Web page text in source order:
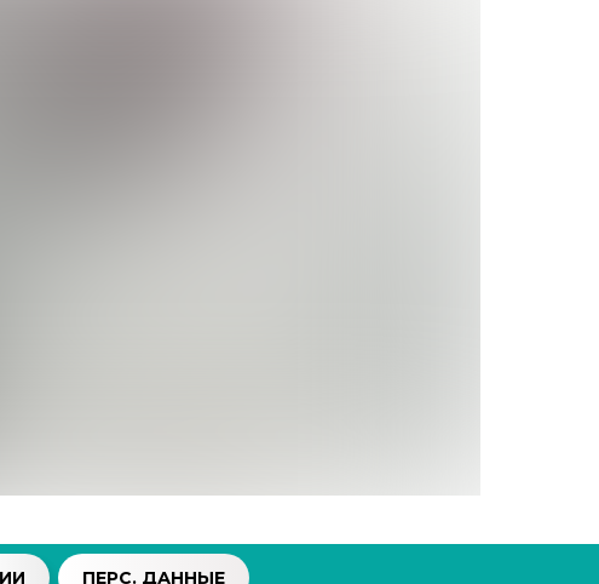
ПЕРС. ДАННЫЕ